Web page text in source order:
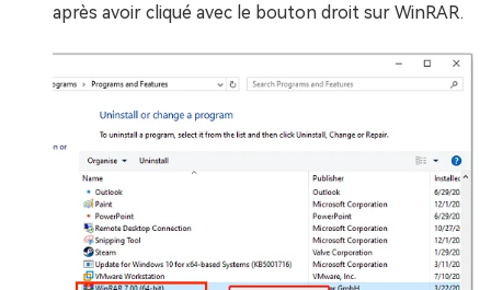
après avoir cliqué avec le bouton droit sur WinRAR.